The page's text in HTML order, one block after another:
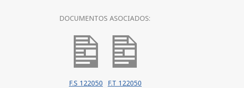
DOCUMENTOS ASOCIADOS:
F.S 122050 F.T 122050